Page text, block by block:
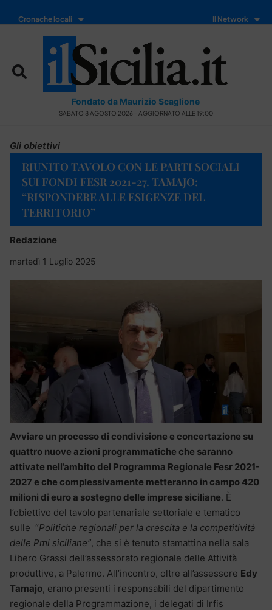
Cronache locali Il Network
Fondato da Maurizio Scaglione
SABATO 8 AGOSTO 2026 - AGGIORNATO ALLE 19:00
Gli obiettivi
RIUNITO TAVOLO CON LE PARTI SOCIALI
SUI FONDI FESR 2021-27. TAMAJO:
“RISPONDERE ALLE ESIGENZE DEL
TERRITORIO”
Redazione
martedì 1 Luglio 2025
Avviare un processo di condivisione e concertazione su
quattro nuove azioni programmatiche che saranno
attivate nell’ambito del Programma Regionale Fesr 2021-
2027 e che complessivamente metteranno in campo 420
milioni di euro a sostegno delle imprese siciliane. È
l’obiettivo del tavolo partenariale settoriale e tematico
sulle “Politiche regionali per la crescita e la competitività
delle Pmi siciliane”, che si è tenuto stamattina nella sala
Libero Grassi dell’assessorato regionale delle Attività
produttive, a Palermo. All’incontro, oltre all’assessore Edy
Tamajo, erano presenti i responsabili del dipartimento
regionale della Programmazione, i delegati di Irfis